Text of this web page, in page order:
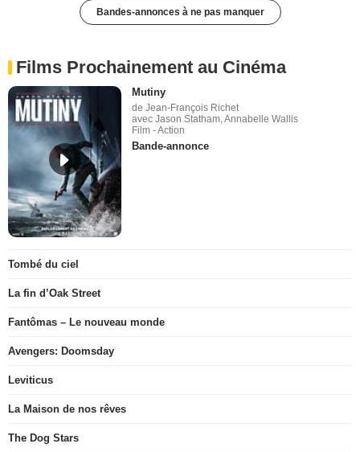
Bandes-annonces à ne pas manquer
Films Prochainement au Cinéma
Mutiny
de Jean-François Richet
avec Jason Statham, Annabelle Wallis
Film - Action
Bande-annonce
Tombé du ciel
La fin d’Oak Street
Fantômas – Le nouveau monde
Avengers: Doomsday
Leviticus
La Maison de nos rêves
The Dog Stars